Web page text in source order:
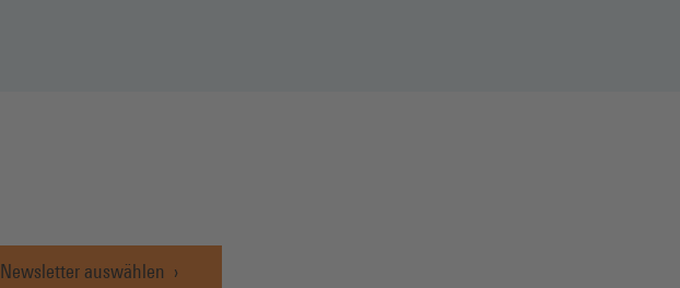
Newsletter auswählen